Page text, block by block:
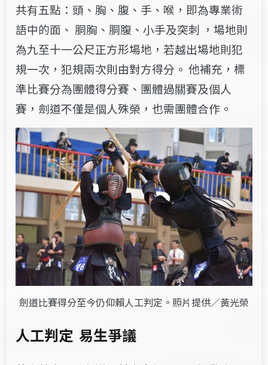
共有五點：頭、胸、腹、手、喉，即為專業術
語中的面、 胴胸、胴腹、小手及突刺 ，場地則
為九至十一公尺正方形場地，若越出場地則犯
規一次，犯規兩次則由對方得分。 他補充，標
準比賽分為團體得分賽、團體過關賽及個人
賽，劍道不僅是個人殊榮，也需團體合作。
劍道比賽得分至今仍仰賴人工判定。照片提供／黃光榮
人工判定 易生爭議